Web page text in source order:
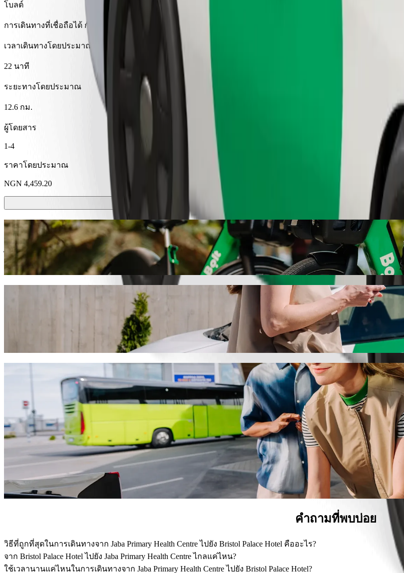
โบลต์
การเดินทางที่เชื่อถือได้ กับรถขนาดกลางสำหรับทุกวัน
เวลาเดินทางโดยประมาณ
22 นาที
ระยะทางโดยประมาณ
12.6 กม.
ผู้โดยสาร
1-4
ราคาโดยประมาณ
NGN 4,459.20
สกู๊ตเตอร์หรือจักรยานไฟฟ้า
ไปไหนมาไหนใน คาโน ด้วยสกู๊ตเตอร์หรือจักรยานไฟฟ้า
ดาวน์โหลดแอป​ Bolt
เดินทางจาก Jaba Primary Health Centre ไปยัง Bristol Palace Hotel ด้วยบริก
เราแนะนำให้คุณเลือกบริการเรียกรถ Bolt หากคุณกำลังมองหาราคาที่ดีที่สุดสำหรับการเดินทางไปยัง Bristol Palace
ประมาณ NGN 3,535.90 NGN เราจะหายานพาหนะที่เหมาะกับคุณในทุกโอกาส
บริการ Bolt เพื่อพาคุณจาก Jaba Primary Health Centre ไปยัง Bristol Palace
มีสัมภาระเยอะ? จองรถตู้ขนาด XL ของเราสำหรับผู้โดยสาร 6 คน
ต้องการเดินทางอย่างหรูหรา? ลองรถพรีเมียมของ Bolt
เดินทางกับเด็ก? เรียกรถที่เหมาะสำหรับเด็กพร้อมที่นั่งเสริม
สัตว์เลี้ยงของคุณไปด้วย? ลองบริการที่รองรับสัตว์เลี้ยงของเรา
ต้องการความช่วยเหลือเพิ่มเติม? หมวดหมู่การช่วยเหลือของเรามีบริการที่รองรับรถเข็น และเครื่องช่วยเหลือในกา
ต้องการการเดินทางราคาประหยัด? เพลิดเพลินกับรถขนาดเล็กในราคาที่ถูกลงด้วย Bolt Basic
ดาวน์โหลดแอป​ Bolt
คำถามที่พบบ่อย
วิธีที่ถูกที่สุดในการเดินทางจาก Jaba Primary Health Centre ไปยัง Bristol Palace Hotel คืออะไร?
วิธีที่ราคาประหยัดที่สุดในการเดินทางจาก Jaba Primary Health Centre ไปยัง Bristol Palace Hotel คือโดย Keke ซึ่งจะมีค่
จาก Bristol Palace Hotel ไปยัง Jaba Primary Health Centre ไกลแค่ไหน?
Bristol Palace Hotel อยู่ห่างจาก Jaba Primary Health Centre ประมาณ 12.6 กม.
ใช้เวลานานแค่ไหนในการเดินทางจาก Jaba Primary Health Centre ไปยัง Bristol Palace Hotel?